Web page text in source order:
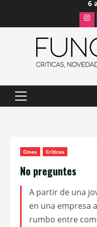
6
Menú
Cines Críticas
No preguntes
A partir de una
en una empresa
rumbo entre